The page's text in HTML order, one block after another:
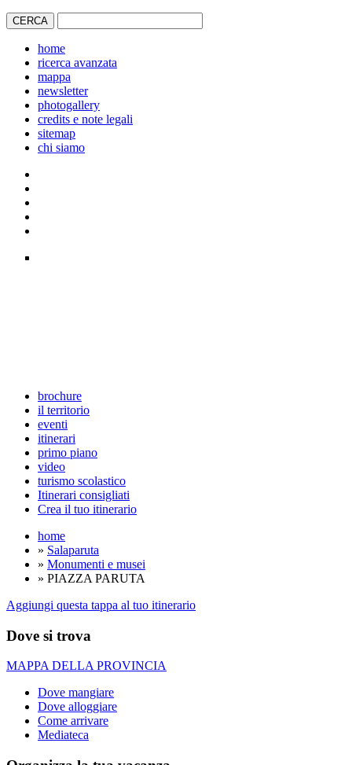
home
ricerca avanzata
mappa
newsletter
photogallery
credits e note legali
sitemap
chi siamo
brochure
il territorio
eventi
itinerari
primo piano
video
turismo scolastico
Itinerari consigliati
Crea il tuo itinerario
home
» Salaparuta
» Monumenti e musei
» PIAZZA PARUTA
Aggiungi questa tappa al tuo itinerario
Dove si trova
MAPPA DELLA PROVINCIA
Dove mangiare
Dove alloggiare
Come arrivare
Mediateca